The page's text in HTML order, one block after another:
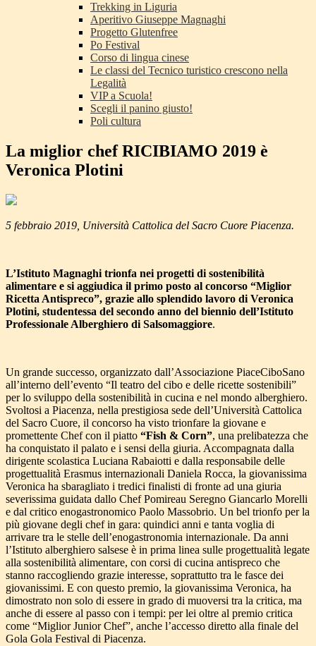
Trekking in Liguria
Aperitivo Giuseppe Magnaghi
Progetto Glutenfree
Po Festival
Corso di lingua cinese
Le classi del Tecnico turistico crescono nella
Legalità
VIP a Scuola!
Scegli il panino giusto!
Poli cultura
La miglior chef RICIBIAMO 2019 è
Veronica Plotini
5 febbraio 2019, Università Cattolica del Sacro Cuore Piacenza.
L’Istituto Magnaghi trionfa nei progetti di sostenibilità
alimentare e si aggiudica il primo posto al concorso “Miglior
Ricetta Antispreco”, grazie allo splendido lavoro di Veronica
Plotini, studentessa del secondo anno del biennio dell’Istituto
Professionale Alberghiero di Salsomaggiore.
Un grande successo, organizzato dall’Associazione PiaceCiboSano
all’interno dell’evento “Il teatro del cibo e delle ricette sostenibili”
per lo sviluppo della sostenibilità in cucina e nel mondo alberghiero.
Svoltosi a Piacenza, nella prestigiosa sede dell’Università Cattolica
del Sacro Cuore, il concorso ha visto trionfare la giovane e
promettente Chef con il piatto “Fish & Corn”, una prelibatezza che
ha conquistato il palato e i sensi della giuria. Accompagnata dalla
dirigente scolastica Luciana Rabaiotti e dalla responsabile delle
progettualità Erasmus internazionali Daniela Rocca, la giovanissima
Veronica ha sbaragliato i tredici finalisti di fronte ad una giuria
severissima guidata dallo Chef Pomireau Seregno Giancarlo Morelli
e dal critico enogastronomico Paolo Massobrio. Un bel trionfo per la
più giovane degli chef in gara: quindici anni e tanta voglia di
arrivare tra le stelle dell’enogastronomia internazionale. Da anni
l’Istituto alberghiero salsese è in prima linea sulle progettualità legate
alla sostenibilità alimentare, con corsi di cucina antispreco che
stanno raccogliendo grazie interesse, soprattutto tra le fasce dei
giovanissimi. E con questo premio, la giovanissima Veronica, ha
dimostrato non solo di essere in grado di muoversi tra la critica, ma
anche di essere al passo con i tempi: per lei oltre al premio critica
come “Miglior Junior Chef”, anche l’accesso diretto alla finale del
Gola Gola Festival di Piacenza.